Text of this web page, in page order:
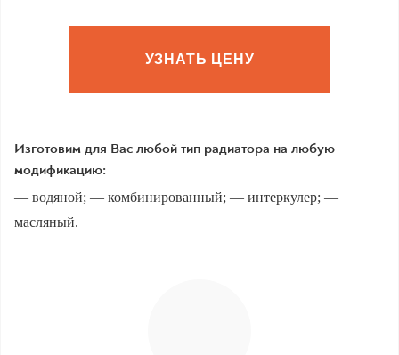
УЗНАТЬ ЦЕНУ
Изготовим для Вас любой тип радиатора на любую
модификацию:
— водяной; — комбинированный; — интеркулер; —
масляный.